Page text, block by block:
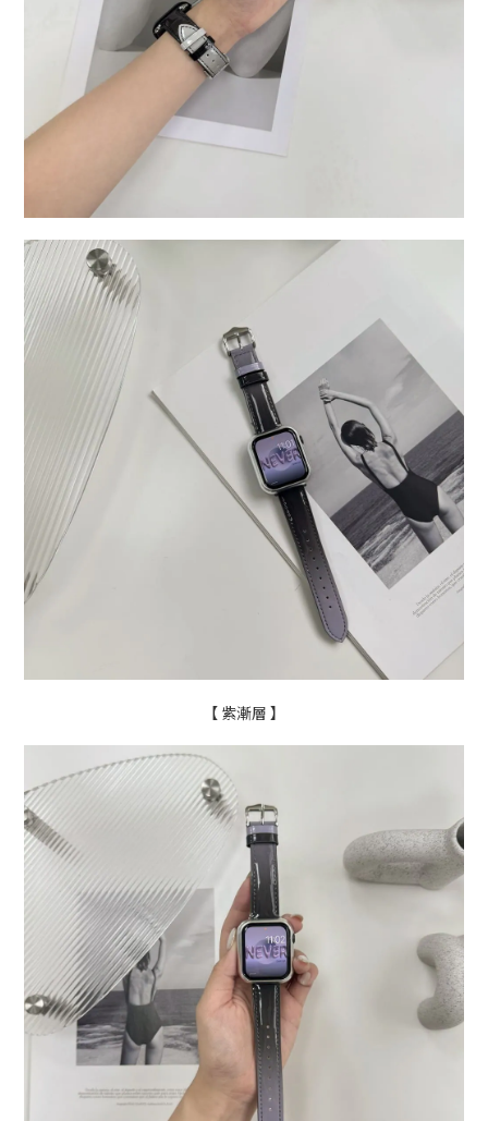
【 紫漸層 】